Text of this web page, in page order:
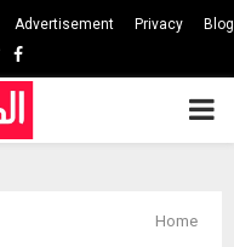
Blog
Privacy
Advertisement
PRIMARY
Home